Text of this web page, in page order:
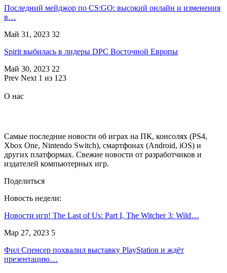
Последний мейджор по CS:GO: высокий онлайн и изменения
в…
Май 31, 2023 32
Spirit выбилась в лидеры DPC Восточной Европы
Май 30, 2023 22
Prev Next 1 из 123
О нас
Самые последние новости об играх на ПК, консолях (PS4,
Xbox One, Nintendo Switch), смартфонах (Android, iOS) и
других платформах. Свежие новости от разработчиков и
издателей компьютерных игр.
Поделиться
Новость недели:
Новости игр! The Last of Us: Part I, The Witcher 3: Wild…
Мар 27, 2023 5
Фил Спенсер похвалил выставку PlayStation и ждёт
презентацию…